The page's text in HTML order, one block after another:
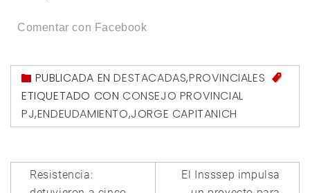
Comentar con Facebook
PUBLICADA ENDESTACADAS,PROVINCIALES
ETIQUETADO CON CONSEJO PROVINCIAL
PJ,ENDEUDAMIENTO,JORGE CAPITANICH
Navegación
Resistencia:
El Insssep impulsa